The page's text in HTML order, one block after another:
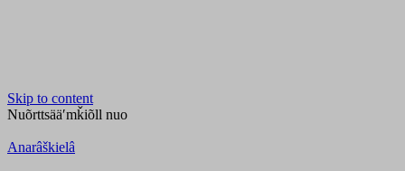
Skip to content
Nuõrttsääʹmǩiõll nuo
Anarâškielâ